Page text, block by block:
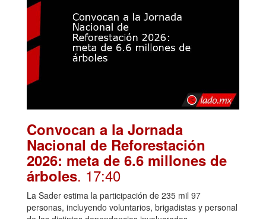
Convocan a la Jornada
Nacional de Reforestación
2026: meta de 6.6 millones de
árboles. 17:40
La Sader estima la participación de 235 mil 97
personas, incluyendo voluntarios, brigadistas y personal